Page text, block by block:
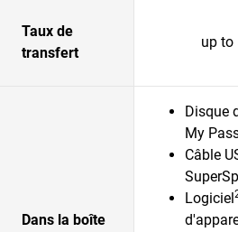
Taux de
transfert
up to
Dans la boîte
Disque
My
Câble
Logiciel